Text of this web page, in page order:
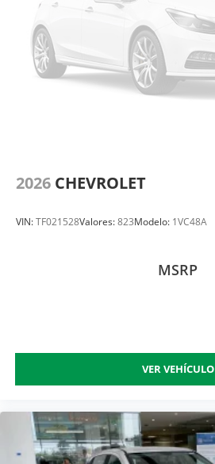
2026 CHEVROLET
VIN:TF021528Valores:823Modelo: 1VC48A
MSRP
VER VEHÍCULO